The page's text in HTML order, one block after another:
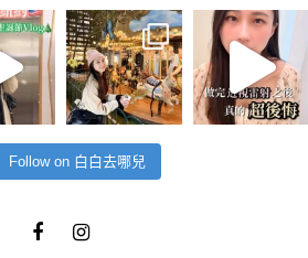
Follow on 白白去哪兒